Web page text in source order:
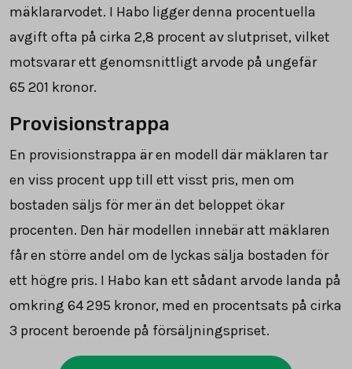
mäklararvodet. I Habo ligger denna procentuella
avgift ofta på cirka 2,8 procent av slutpriset, vilket
motsvarar ett genomsnittligt arvode på ungefär
65 201 kronor.
Provisionstrappa
En provisionstrappa är en modell där mäklaren tar
en viss procent upp till ett visst pris, men om
bostaden säljs för mer än det beloppet ökar
procenten. Den här modellen innebär att mäklaren
får en större andel om de lyckas sälja bostaden för
ett högre pris. I Habo kan ett sådant arvode landa på
omkring 64 295 kronor, med en procentsats på cirka
3 procent beroende på försäljningspriset.